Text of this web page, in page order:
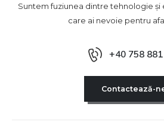
Suntem fuziunea dintre tehnologie
care ai nevoie pentru
+40 758
Contactează-